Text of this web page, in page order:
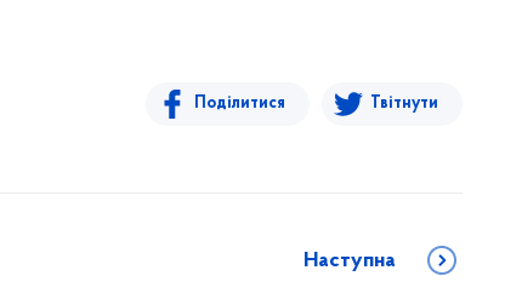
Поділитися Твітнути
Наступна